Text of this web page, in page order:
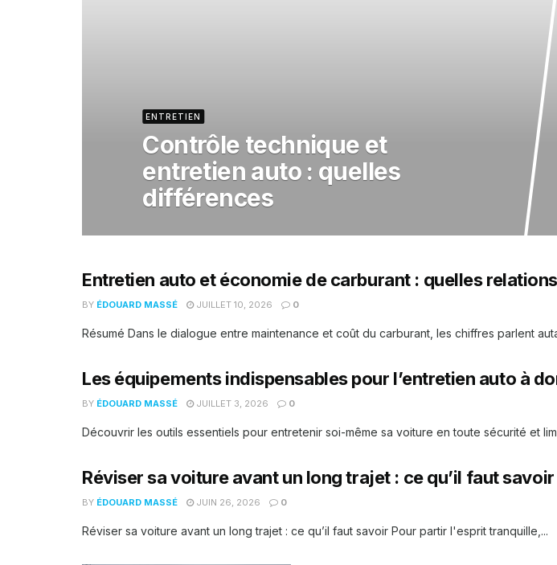
ENTRETIEN
Contrôle technique et
entretien auto : quelles
différences
Entretien auto et économie de carburant : quelles relations
BY ÉDOUARD MASSÉ JUILLET 10, 2026 0
Résumé Dans le dialogue entre maintenance et coût du carburant, les chiffres parlent
Les équipements indispensables pour l’entretien auto à
BY ÉDOUARD MASSÉ JUILLET 3, 2026 0
Découvrir les outils essentiels pour entretenir soi-même sa voiture en toute sécurité et
Réviser sa voiture avant un long trajet : ce qu’il faut savoir
BY ÉDOUARD MASSÉ JUIN 26, 2026 0
Réviser sa voiture avant un long trajet : ce qu’il faut savoir Pour partir l'esprit tranquille,...